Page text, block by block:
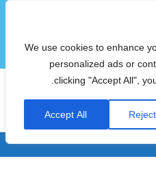
We use cookies to enhance
personalized ads or
clicking "Accept All",
Accept All
תפריטים
ווידג'טים